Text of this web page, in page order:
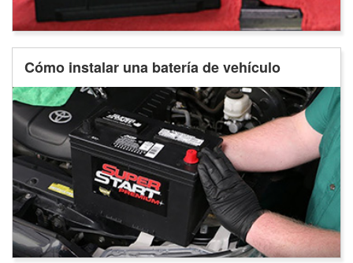
Cómo instalar una batería de vehículo